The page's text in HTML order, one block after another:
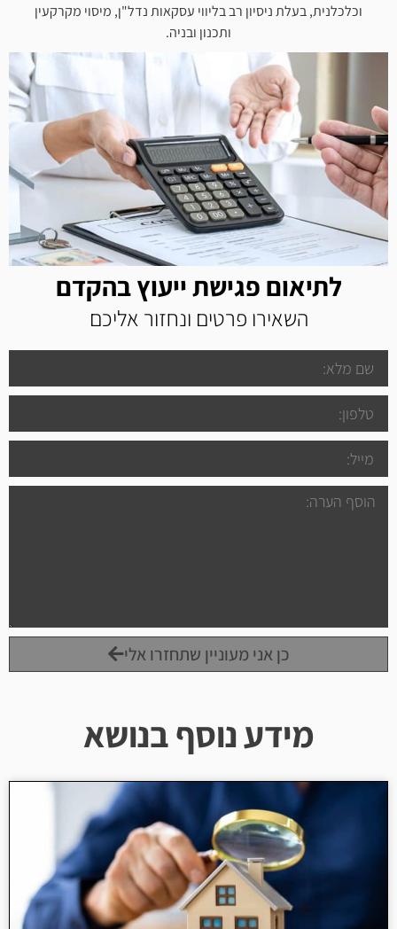
וכלכלנית, בעלת ניסיון רב בליווי עסקאות נדל"ן, מיסוי מקרקעין
ותכנון ובניה.
לתיאום פגישת ייעוץ בהקדם
השאירו פרטים ונחזור אליכם
כן אני מעוניין שתחזרו אלי
מידע נוסף בנושא